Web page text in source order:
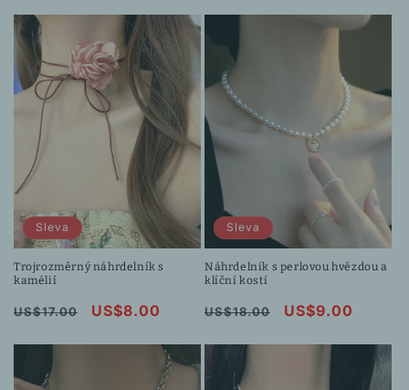
Sleva
Trojrozměrný náhrdelník s
kamélií
Běžná
US$17.00
Výprodejová
US$8.00
Sleva
Náhrdelník s perlovou hvězdou a
klíční kostí
Běžná
US$18.00
Výprodejová
US$9.00